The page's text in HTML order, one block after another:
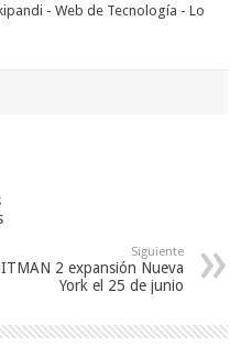
- Web de Tecnología - Lo
Siguiente
2 expansión Nueva
York el 25 de junio